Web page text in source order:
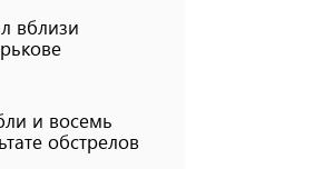
вблизи
и восемь
обстрелов